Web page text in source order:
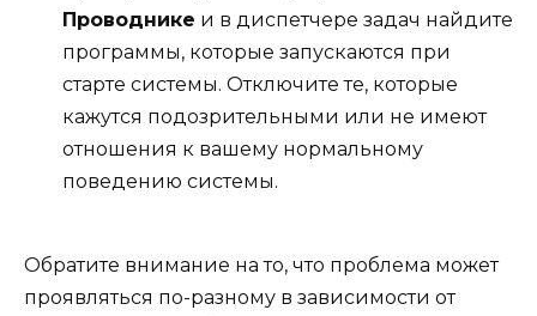
Проводнике и в диспетчере задач найдите
программы, которые запускаются при
старте системы. Отключите те, которые
кажутся подозрительными или не имеют
отношения к вашему нормальному
поведению системы.
Обратите внимание на то, что проблема может
проявляться по-разному в зависимости от